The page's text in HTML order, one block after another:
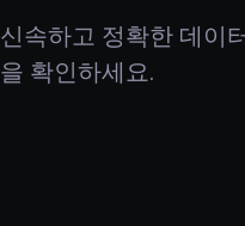
신속하고 정확한 데이
을 확인하세요.